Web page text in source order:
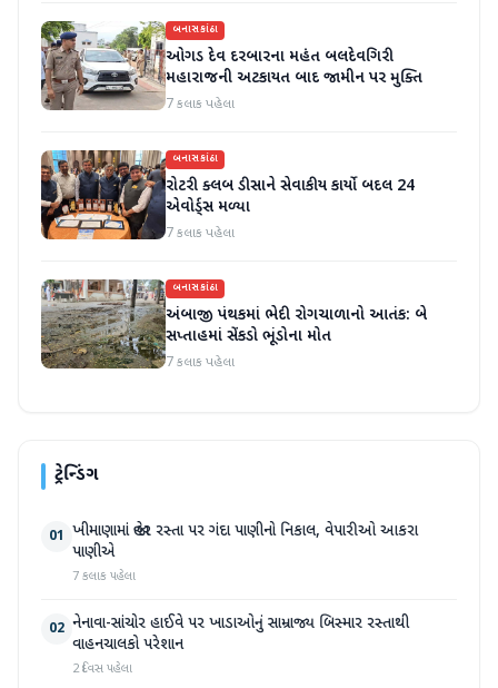
બનાસકાંઠા
ઓગડ દેવ દરબારના મહંત બલદેવગિરી
મહારાજની અટકાયત બાદ જામીન પર મુક્તિ
7 કલાક પહેલા
બનાસકાંઠા
રોટરી ક્લબ ડીસાને સેવાકીય કાર્યો બદલ 24
એવોર્ડ્સ મળ્યા
7 કલાક પહેલા
બનાસકાંઠા
અંબાજી પંથકમાં ભેદી રોગચાળાનો આતંક: બે
સપ્તાહમાં સેંકડો ભૂંડોના મોત
7 કલાક પહેલા
ટ્રેન્ડિંગ
01 ખીમાણામાં જાહેર રસ્તા પર ગંદા પાણીનો નિકાલ, વેપારીઓ આકરા
પાણીએ
7 કલાક પહેલા
02 નેનાવા-સાંચોર હાઈવે પર ખાડાઓનું સામ્રાજ્ય બિસ્માર રસ્તાથી
વાહનચાલકો પરેશાન
2 દિવસ પહેલા